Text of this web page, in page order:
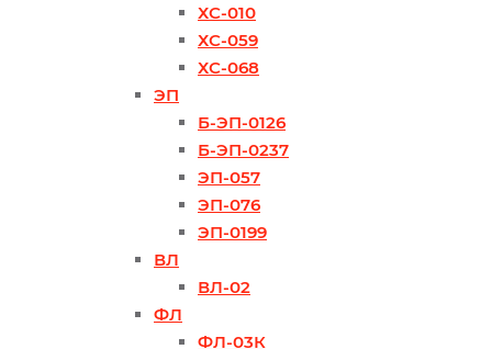
ХС-010
ХС-059
ХС-068
ЭП
Б-ЭП-0126
Б-ЭП-0237
ЭП-057
ЭП-076
ЭП-0199
ВЛ
ВЛ-02
ФЛ
ФЛ-03К